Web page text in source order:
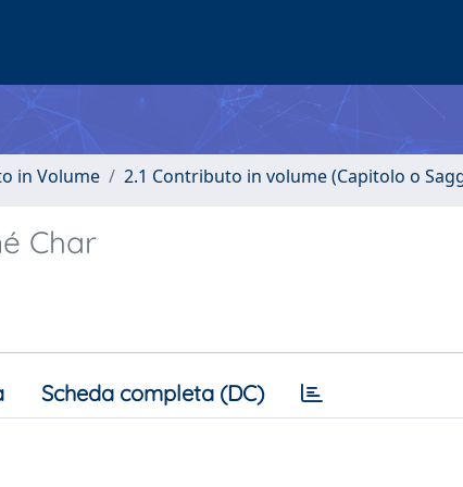
in Volume 2.1 Contributo in volume (Capitolo o
Char
Scheda completa (DC)